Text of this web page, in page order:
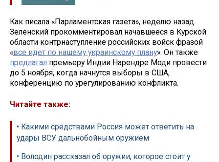
Как писала «Парламентская газета», неделю назад
Зеленский прокомментировал начавшееся в Курской
области контрнаступление российских войск фразой
«все идет по нашему украинскому плану». Он также
предлагал премьеру Индии Нарендре Моди провести
до 5 ноября, когда начнутся выборы в США,
конференцию по урегулированию конфликта.
Читайте также:
• Какими средствами Россия может ответить на
удары ВСУ дальнобойным оружием
• Володин рассказал об оружии, которое стоит у